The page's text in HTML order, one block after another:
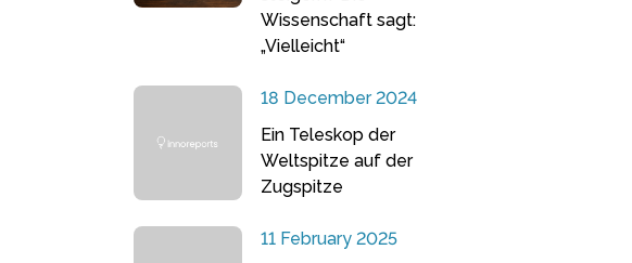
Wissenschaft sagt:
„Vielleicht“
18 December 2024
Ein Teleskop der
Weltspitze auf der
Zugspitze
11 February 2025